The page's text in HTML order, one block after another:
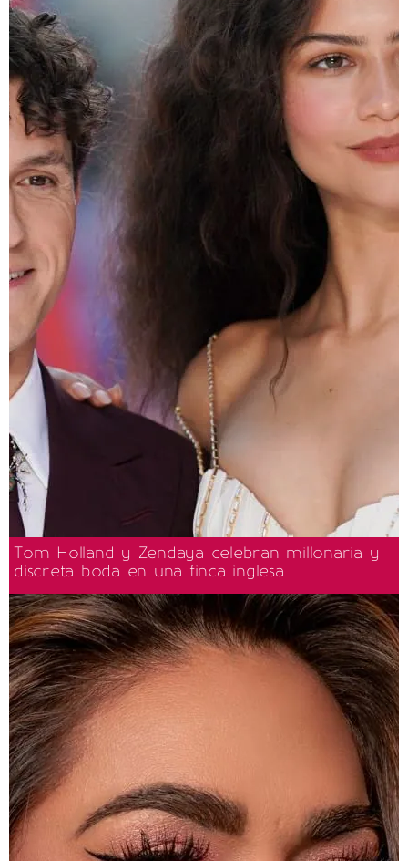
Tom Holland y Zendaya celebran millonaria y
discreta boda en una finca inglesa